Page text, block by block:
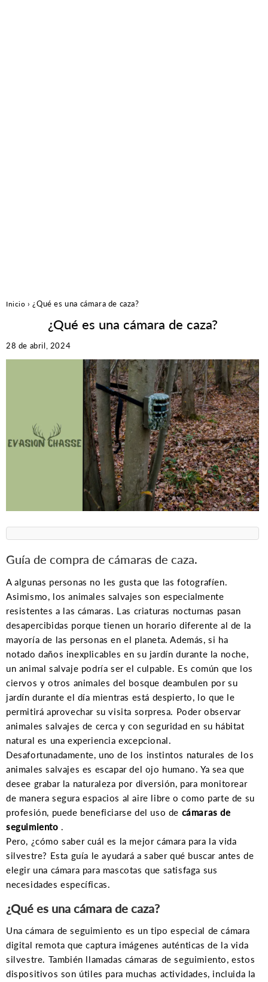
Inicio › ¿Qué es una cámara de caza?
¿Qué es una cámara de caza?
28 de abril, 2024
Guía de compra de cámaras de caza.
A algunas personas no les gusta que las fotografíen.
Asimismo, los animales salvajes son especialmente
resistentes a las cámaras. Las criaturas nocturnas pasan
desapercibidas porque tienen un horario diferente al de la
mayoría de las personas en el planeta. Además, si ha
notado daños inexplicables en su jardín durante la noche,
un animal salvaje podría ser el culpable. Es común que los
ciervos y otros animales del bosque deambulen por su
jardín durante el día mientras está despierto, lo que le
permitirá aprovechar su visita sorpresa. Poder observar
animales salvajes de cerca y con seguridad en su hábitat
natural es una experiencia excepcional.
Desafortunadamente, uno de los instintos naturales de los
animales salvajes es escapar del ojo humano. Ya sea que
desee grabar la naturaleza por diversión, para monitorear
de manera segura espacios al aire libre o como parte de su
profesión, puede beneficiarse del uso de cámaras de
seguimiento .
Pero, ¿cómo saber cuál es la mejor cámara para la vida
silvestre? Esta guía le ayudará a saber qué buscar antes de
elegir una cámara para mascotas que satisfaga sus
necesidades específicas.
¿Qué es una cámara de caza?
Una cámara de seguimiento es un tipo especial de cámara
digital remota que captura imágenes auténticas de la vida
silvestre. También llamadas cámaras de seguimiento, estos
dispositivos son útiles para muchas actividades, incluida la